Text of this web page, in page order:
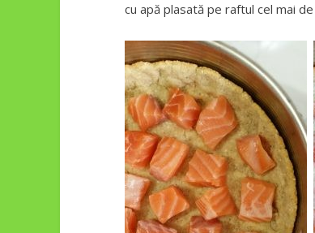
cu apă plasată pe raftul cel mai